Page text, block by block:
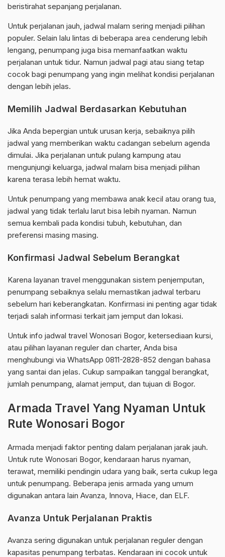
beristirahat sepanjang perjalanan.
Untuk perjalanan jauh, jadwal malam sering menjadi pilihan
populer. Selain lalu lintas di beberapa area cenderung lebih
lengang, penumpang juga bisa memanfaatkan waktu
perjalanan untuk tidur. Namun jadwal pagi atau siang tetap
cocok bagi penumpang yang ingin melihat kondisi perjalanan
dengan lebih jelas.
Memilih Jadwal Berdasarkan Kebutuhan
Jika Anda bepergian untuk urusan kerja, sebaiknya pilih
jadwal yang memberikan waktu cadangan sebelum agenda
dimulai. Jika perjalanan untuk pulang kampung atau
mengunjungi keluarga, jadwal malam bisa menjadi pilihan
karena terasa lebih hemat waktu.
Untuk penumpang yang membawa anak kecil atau orang tua,
jadwal yang tidak terlalu larut bisa lebih nyaman. Namun
semua kembali pada kondisi tubuh, kebutuhan, dan
preferensi masing masing.
Konfirmasi Jadwal Sebelum Berangkat
Karena layanan travel menggunakan sistem penjemputan,
penumpang sebaiknya selalu memastikan jadwal terbaru
sebelum hari keberangkatan. Konfirmasi ini penting agar tidak
terjadi salah informasi terkait jam jemput dan lokasi.
Untuk info jadwal travel Wonosari Bogor, ketersediaan kursi,
atau pilihan layanan reguler dan charter, Anda bisa
menghubungi via WhatsApp 0811-2828-852 dengan bahasa
yang santai dan jelas. Cukup sampaikan tanggal berangkat,
jumlah penumpang, alamat jemput, dan tujuan di Bogor.
Armada Travel Yang Nyaman Untuk
Rute Wonosari Bogor
Armada menjadi faktor penting dalam perjalanan jarak jauh.
Untuk rute Wonosari Bogor, kendaraan harus nyaman,
terawat, memiliki pendingin udara yang baik, serta cukup lega
untuk penumpang. Beberapa jenis armada yang umum
digunakan antara lain Avanza, Innova, Hiace, dan ELF.
Avanza Untuk Perjalanan Praktis
Avanza sering digunakan untuk perjalanan reguler dengan
kapasitas penumpang terbatas. Kendaraan ini cocok untuk